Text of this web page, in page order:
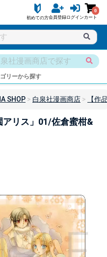
初めての方会員登録ログイン
0
カート
リーから探す
SHOP 白泉社漫画商店 【作
リス」01/佐倉蜜柑&